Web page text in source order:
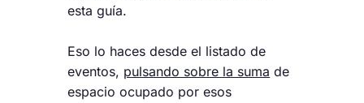
esta guía.
Eso lo haces desde el listado de
eventos, pulsando sobre la suma de
espacio ocupado por esos